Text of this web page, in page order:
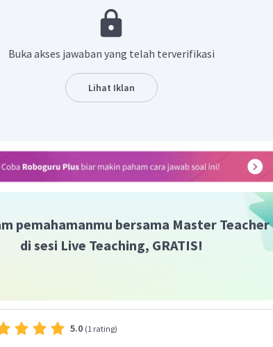
merupakan campuran
Buka akses jawaban yang telah terverifikasi
Lihat Iklan
pemahamanmu bersama Master Teacher
di sesi Live Teaching, GRATIS!
5.0 (1 rating)